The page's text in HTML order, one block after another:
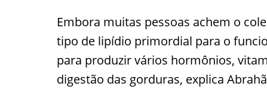
Embora muitas pessoas achem o
tipo de lipídio primordial para o
para produzir vários hormônios,
digestão das gorduras, explica